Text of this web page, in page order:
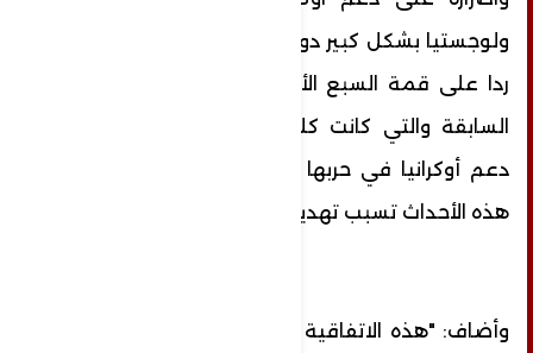
ولوجستيا بشكل كبير دون حساب، كما تعد أيضا
ردا على قمة السبع الأخيرة التي عقدت الفترة
السابقة والتي كانت كلها مؤيدة على أهمية
دعم أوكرانيا في حربها ضد روسيا، وبالتالي كل
هذه الأحداث تسبب تهديدا مباشر لروسيا".
وأضاف: "هذه الاتفاقية جاءت في وقتها وتفيد